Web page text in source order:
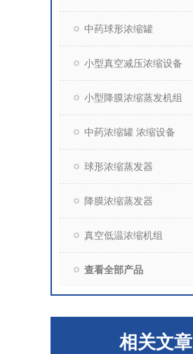
中药球形浓缩罐
小型真空减压浓缩设备
小型降膜浓缩蒸发机组
中药浓缩罐 浓缩设备
球形浓缩蒸发器
降膜浓缩蒸发器
真空低温浓缩机组
查看全部产品
相关文章